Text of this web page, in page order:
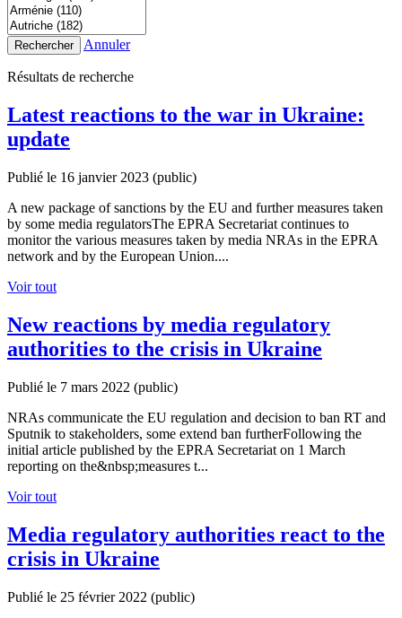
Rechercher Annuler
Résultats de recherche
Latest reactions to the war in Ukraine:
update
Publié le 16 janvier 2023 (public)
A new package of sanctions by the EU and further measures taken
by some media regulatorsThe EPRA Secretariat continues to
monitor the various measures taken by media NRAs in the EPRA
network and by the European Union....
Voir tout
New reactions by media regulatory
authorities to the crisis in Ukraine
Publié le 7 mars 2022 (public)
NRAs communicate the EU regulation and decision to ban RT and
Sputnik to stakeholders, some extend ban furtherFollowing the
initial article published by the EPRA Secretariat on 1 March
reporting on the&nbsp;measures t...
Voir tout
Media regulatory authorities react to the
crisis in Ukraine
Publié le 25 février 2022 (public)